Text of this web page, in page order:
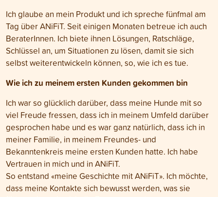
Ich glaube an mein Produkt und ich spreche fünfmal am
Tag über ANiFiT. Seit einigen Monaten betreue ich auch
BeraterInnen. Ich biete ihnen Lösungen, Ratschläge,
Schlüssel an, um Situationen zu lösen, damit sie sich
selbst weiterentwickeln können, so, wie ich es tue.
Wie ich zu meinem ersten Kunden gekommen bin
Ich war so glücklich darüber, dass meine Hunde mit so
viel Freude fressen, dass ich in meinem Umfeld darüber
gesprochen habe und es war ganz natürlich, dass ich in
meiner Familie, in meinem Freundes- und
Bekanntenkreis meine ersten Kunden hatte. Ich habe
Vertrauen in mich und in ANiFiT.
So entstand «meine Geschichte mit ANiFiT». Ich möchte,
dass meine Kontakte sich bewusst werden, was sie